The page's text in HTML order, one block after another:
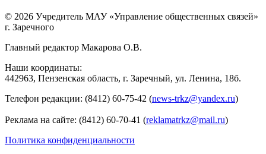
© 2026 Учредитель МАУ «Управление общественных связей»
г. Заречного
Главный редактор Макарова О.В.
Наши координаты:
442963, Пензенская область, г. Заречный, ул. Ленина, 18б.
Телефон редакции: (8412) 60-75-42 (news-trkz@yandex.ru)
Реклама на сайте: (8412) 60-70-41 (reklamatrkz@mail.ru)
Политика конфиденциальности